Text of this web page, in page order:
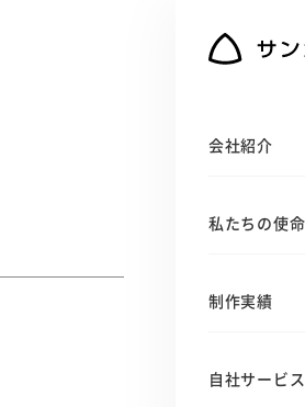
会社紹介
私たちの使命
制作実績
自社サービス